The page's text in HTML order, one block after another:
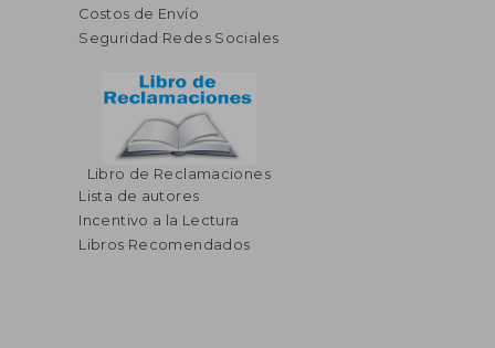
Costos de Envío
Seguridad Redes Sociales
Libro de Reclamaciones
Lista de autores
Incentivo a la Lectura
Libros Recomendados